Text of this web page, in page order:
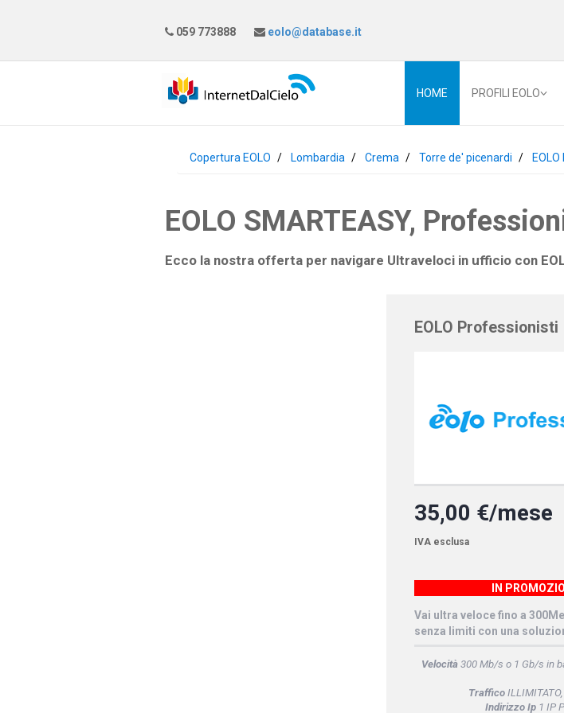
059 773888 eolo@database.it
HOME PROFILI EOLO
Copertura EOLO Lombardia Crema Torre de' picenardi EOLO
EOLO SMARTEASY,
Ecco la nostra offerta per navigare Ultraveloci in ufficio con
EOLO Professionisti
35,00 €/mese
IVA esclusa
IN
Vai ultra veloce fino a
senza limiti con una
Velocità300 Mb/s o 1 Gb/s in
Traffico
Indirizzo Ip1 IP